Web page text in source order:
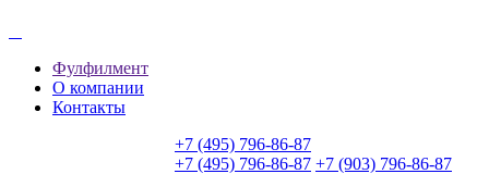
Фулфилмент
О компании
Контакты
+7 (495) 796-86-87
+7 (495) 796-86-87 +7 (903) 796-86-87